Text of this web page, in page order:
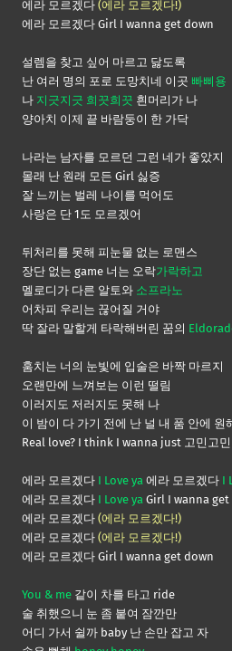
에라 모르겠다 (에라 모르겠다!)
에라 모르겠다 Girl I wanna get down
설렘을 찾고 싶어 마르고 닳도록
난 여러 명의 포로 도망치네 이곳 빠삐용
나 지긋지긋 희끗희끗 흰머리가 나
양아치 이제 끝 바람둥이 한 가닥
나라는 남자를 모르던 그런 네가 좋았지
몰래 난 원래 모든 Girl 싫증
잘 느끼는 벌레 나이를 먹어도
사랑은 단 1도 모르겠어
뒤처리를 못해 피눈물 없는 로맨스
장단 없는 game 너는 오락가락하고
멜로디가 다른 알토와 소프라노
어차피 우리는 끊어질 거야
딱 잘라 말할게 타락해버린 꿈의
훔치는 너의 눈빛에 입술은 바짝 마르지
오랜만에 느껴보는 이런 떨림
이러지도 저러지도 못해 나
이 밤이 다 가기 전에 난 널 내 품 안에 원
Real love? I think I wanna just 고민고
에라 모르겠다 I Love ya 에라 모르겠다 I
에라 모르겠다 I Love ya Girl I wanna get
에라 모르겠다 (에라 모르겠다!)
에라 모르겠다 (에라 모르겠다!)
에라 모르겠다 Girl I wanna get down
You & me 같이 차를 타고 ride
술 취했으니 눈 좀 붙여 잠깐만
어디 가서 쉴까 baby 난 손만 잡고 자